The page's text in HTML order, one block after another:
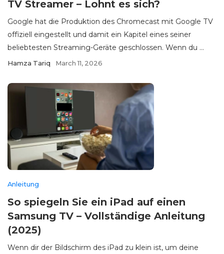
TV Streamer – Lohnt es sich?
Google hat die Produktion des Chromecast mit Google TV
offiziell eingestellt und damit ein Kapitel eines seiner
beliebtesten Streaming-Geräte geschlossen. Wenn du ...
Hamza Tariq March 11, 2026
Anleitung
So spiegeln Sie ein iPad auf einen
Samsung TV – Vollständige Anleitung
(2025)
Wenn dir der Bildschirm des iPad zu klein ist, um deine